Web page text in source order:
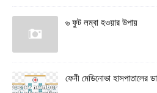
৬ ফুট লম্বা হওয়ার উপায়
ফেনী মেডিনোভা হাসপাতালের